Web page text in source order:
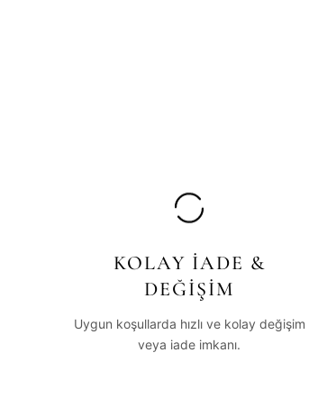
KOLAY İADE &
DEĞİŞİM
Uygun koşullarda hızlı ve kolay değişim
veya iade imkanı.